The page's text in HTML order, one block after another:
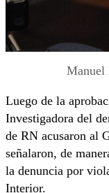
Manuel
Luego de la
Investigadora del
de RN acusaron al
señalaron, de
la denuncia por
Interior.